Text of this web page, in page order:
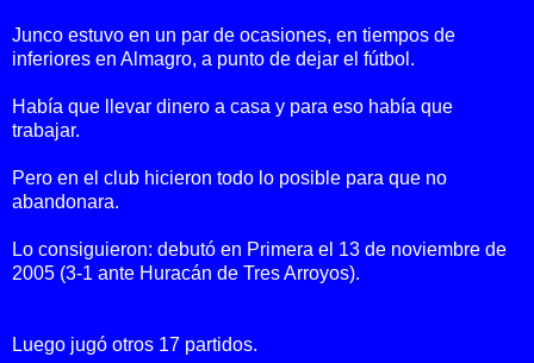
Junco estuvo en un par de ocasiones, en tiempos de
inferiores en Almagro, a punto de dejar el fútbol.
Había que llevar dinero a casa y para eso había que
trabajar.
Pero en el club hicieron todo lo posible para que no
abandonara.
Lo consiguieron: debutó en Primera el 13 de noviembre de
2005 (3-1 ante Huracán de Tres Arroyos).
Luego jugó otros 17 partidos.